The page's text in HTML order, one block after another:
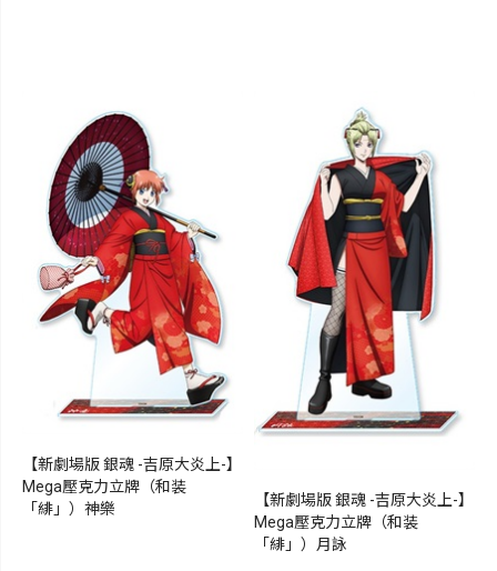
【新劇場版 銀魂 -吉原大炎上-】
Mega壓克力立牌（和装
「緋」）神樂
【新劇場版 銀魂 -吉原大炎上-】
Mega壓克力立牌（和装
「緋」）月詠